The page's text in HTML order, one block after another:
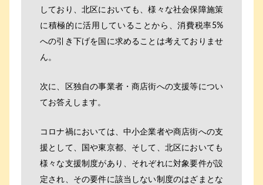
しており、北区においても、様々な社会保障施策
に積極的に活用していることから、消費税率5%
への引き下げを国に求めることは考えておりませ
ん。
次に、区独自の事業者・商店街への支援等につい
てお答えします。
コロナ禍においては、中小企業者や商店街への支
援として、国や東京都、そして、北区においても
様々な支援制度があり、それぞれに対象要件が設
定され、その要件に該当しない制度のはざまとな